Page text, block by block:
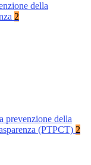
della
2
prevenzione della
(PTPCT) 2